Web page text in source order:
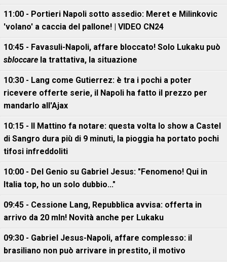
11:00 - Portieri Napoli sotto assedio: Meret e Milinkovic
'volano' a caccia del pallone! | VIDEO CN24
10:45 - Favasuli-Napoli, affare bloccato! Solo Lukaku può
sbloccare la trattativa, la situazione
10:30 - Lang come Gutierrez: è tra i pochi a poter
ricevere offerte serie, il Napoli ha fatto il prezzo per
mandarlo all'Ajax
10:15 - Il Mattino fa notare: questa volta lo show a Castel
di Sangro dura più di 9 minuti, la pioggia ha portato pochi
tifosi infreddoliti
10:00 - Del Genio su Gabriel Jesus: "Fenomeno! Qui in
Italia top, ho un solo dubbio..."
09:45 - Cessione Lang, Repubblica avvisa: offerta in
arrivo da 20 mln! Novità anche per Lukaku
09:30 - Gabriel Jesus-Napoli, affare complesso: il
brasiliano non può arrivare in prestito, il motivo